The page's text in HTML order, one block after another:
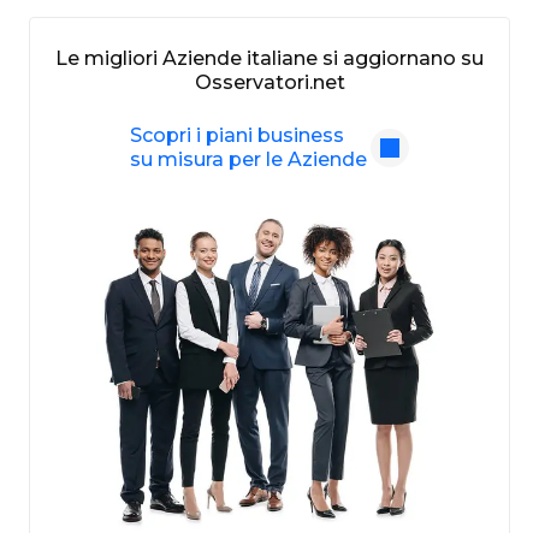
Le migliori Aziende italiane si aggiornano su
Osservatori.net
Scopri i piani business
su misura per le Aziende